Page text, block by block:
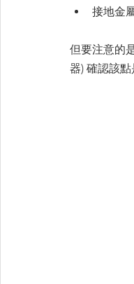
接地金
但要注意的
器) 確認該